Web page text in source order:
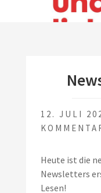
12. JULI
Heute ist die
Newsletters
Lesen!